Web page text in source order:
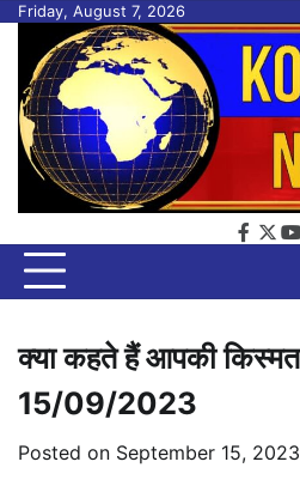
Skip
content
Friday, August 7, 2026
क्या कहते हैं आपकी
15/09/2023
Posted on September 15, 2023